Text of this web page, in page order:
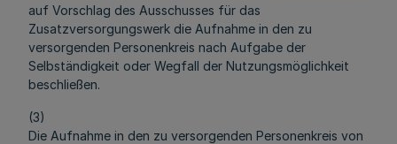
auf Vorschlag des Ausschusses für das
Zusatzversorgungswerk die Aufnahme in den zu
versorgenden Personenkreis nach Aufgabe der
Selbständigkeit oder Wegfall der Nutzungsmöglichkeit
beschließen.
(3)
Die Aufnahme in den zu versorgenden Personenkreis von